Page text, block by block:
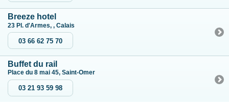
Breeze hotel
23 Pl. d'Armes, , Calais
03 66 62 75 70
Buffet du rail
Place du 8 mai 45, Saint-Omer
03 21 93 59 98